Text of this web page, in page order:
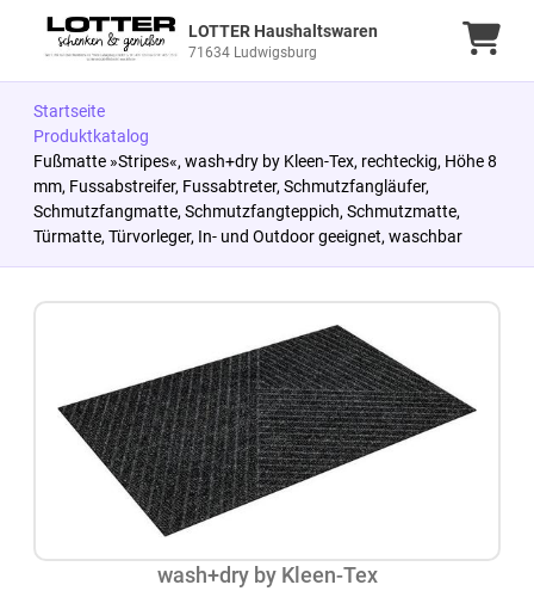
LOTTER Haushaltswaren
71634 Ludwigsburg
Startseite
Produktkatalog
Fußmatte »Stripes«, wash+dry by Kleen-Tex, rechteckig, Höhe 8
mm, Fussabstreifer, Fussabtreter, Schmutzfangläufer,
Schmutzfangmatte, Schmutzfangteppich, Schmutzmatte,
Türmatte, Türvorleger, In- und Outdoor geeignet, waschbar
wash+dry by Kleen-Tex